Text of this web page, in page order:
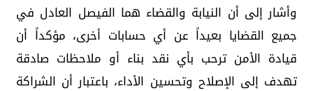
وأشار إلى أن النيابة والقضاء هما الفيصل العادل في
جميع القضايا بعيداً عن أي حسابات أخرى، مؤكداً أن
قيادة الأمن ترحب بأي نقد بناء أو ملاحظات صادقة
تهدف إلى الإصلاح وتحسين الأداء، باعتبار أن الشراكة